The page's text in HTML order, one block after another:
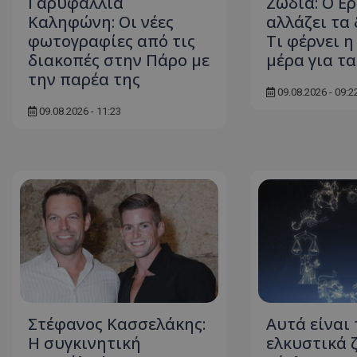
Καληφώνη: Οι νέες
φωτογραφίες από τις
διακοπές στην Πάρο με
την παρέα της
09.08.2026 - 11:23
αλλάζει τα
Τι φέρνει
μέρα για
09.08.2026 -
Στέφανος Κασσελάκης:
Η συγκινητική
Αυτά είναι
ελκυστικά
__cf_bm
__cf_bm